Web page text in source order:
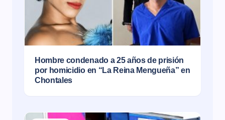
Hombre condenado a 25 años de prisión
por homicidio en “La Reina Mengueña” en
Chontales